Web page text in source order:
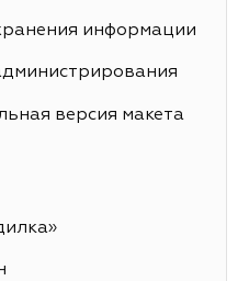
информации
версия макета